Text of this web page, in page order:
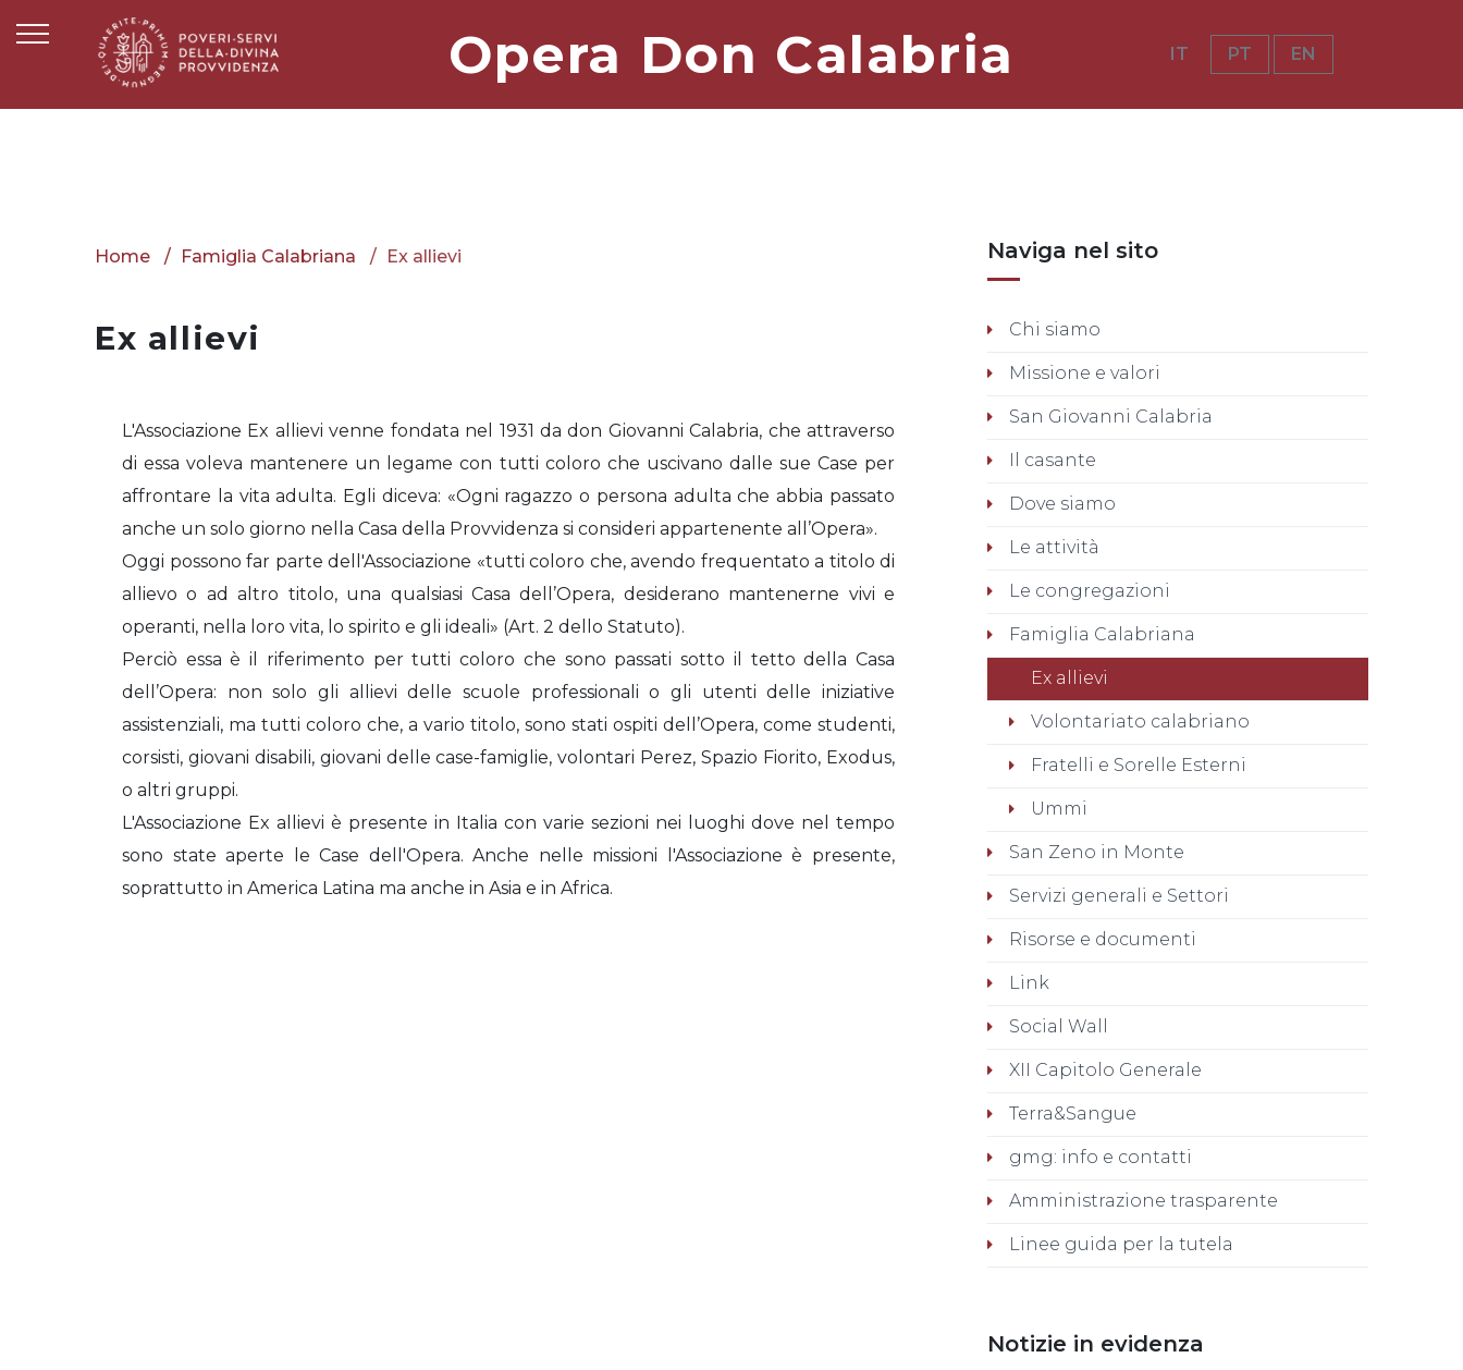
Opera Don Calabria IT PT EN
Home Famiglia Calabriana Ex allievi
Ex allievi
L'Associazione Ex allievi venne fondata nel 1931 da don Giovanni Calabria, che attraverso
di essa voleva mantenere un legame con tutti coloro che uscivano dalle sue Case per
affrontare la vita adulta. Egli diceva: «Ogni ragazzo o persona adulta che abbia passato
anche un solo giorno nella Casa della Provvidenza si consideri appartenente all’Opera».
Oggi possono far parte dell'Associazione «tutti coloro che, avendo frequentato a titolo di
allievo o ad altro titolo, una qualsiasi Casa dell’Opera, desiderano mantenerne vivi e
operanti, nella loro vita, lo spirito e gli ideali» (Art. 2 dello Statuto).
Perciò essa è il riferimento per tutti coloro che sono passati sotto il tetto della Casa
dell’Opera: non solo gli allievi delle scuole professionali o gli utenti delle iniziative
assistenziali, ma tutti coloro che, a vario titolo, sono stati ospiti dell’Opera, come studenti,
corsisti, giovani disabili, giovani delle case-famiglie, volontari Perez, Spazio Fiorito, Exodus,
o altri gruppi.
L'Associazione Ex allievi è presente in Italia con varie sezioni nei luoghi dove nel tempo
sono state aperte le Case dell'Opera. Anche nelle missioni l'Associazione è presente,
soprattutto in America Latina ma anche in Asia e in Africa.
Naviga nel sito
Chi siamo
Missione e valori
San Giovanni Calabria
Il casante
Dove siamo
Le attività
Le congregazioni
Famiglia Calabriana
Ex allievi
Volontariato calabriano
Fratelli e Sorelle Esterni
Ummi
San Zeno in Monte
Servizi generali e Settori
Risorse e documenti
Link
Social Wall
XII Capitolo Generale
Terra&Sangue
gmg: info e contatti
Amministrazione trasparente
Linee guida per la tutela
Notizie in evidenza